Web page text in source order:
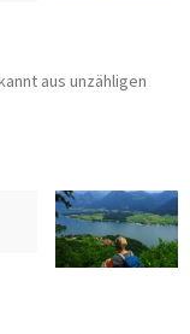
aus unzähligen